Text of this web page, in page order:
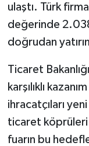
ulaştı. Türk
değerinde
doğrudan
Ticaret
karşılıklı
ihracatçıları
ticaret köprüleri
fuarın bu